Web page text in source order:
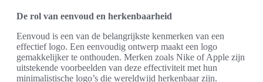
De rol van eenvoud en herkenbaarheid
Eenvoud is een van de belangrijkste kenmerken van een
effectief logo. Een eenvoudig ontwerp maakt een logo
gemakkelijker te onthouden. Merken zoals Nike of Apple zijn
uitstekende voorbeelden van deze effectiviteit met hun
minimalistische logo’s die wereldwijd herkenbaar zijn.